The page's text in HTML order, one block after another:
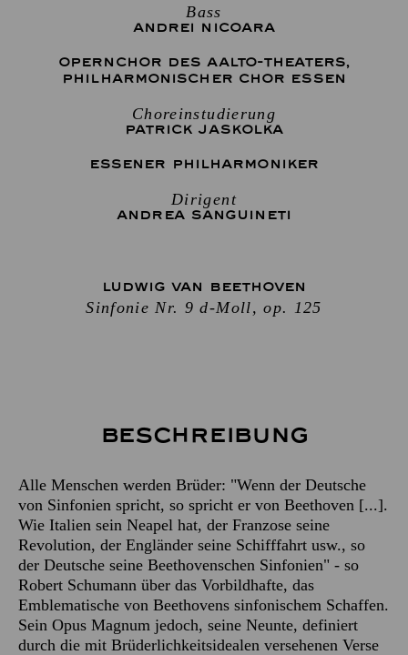
Bass
ANDREI NICOARA
OPERNCHOR DES AALTO-THEATERS,
PHILHARMONISCHER CHOR ESSEN
Choreinstudierung
PATRICK JASKOLKA
ESSENER PHILHARMONIKER
Dirigent
ANDREA SANGUINETI
LUDWIG VAN BEETHOVEN
Sinfonie Nr. 9 d-Moll, op. 125
Beschreibung
Alle Menschen werden Brüder: "Wenn der Deutsche
von Sinfonien spricht, so spricht er von Beethoven [...].
Wie Italien sein Neapel hat, der Franzose seine
Revolution, der Engländer seine Schifffahrt usw., so
der Deutsche seine Beethovenschen Sinfonien" - so
Robert Schumann über das Vorbildhafte, das
Emblematische von Beethovens sinfonischem Schaffen.
Sein Opus Magnum jedoch, seine Neunte, definiert
durch die mit Brüderlichkeitsidealen versehenen Verse